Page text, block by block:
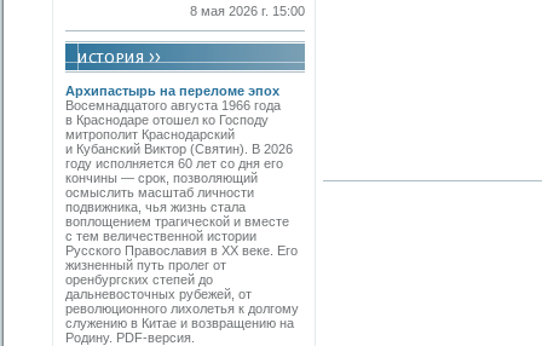
8 мая 2026 г. 15:00
Архипастырь на переломе эпох
Восемнадцатого августа 1966 года
в Краснодаре отошел ко Господу
митрополит Краснодарский
и Кубанский Виктор (Святин). В 2026
году исполняется 60 лет со дня его
кончины — срок, позволяющий
осмыслить масштаб личности
подвижника, чья жизнь стала
воплощением трагической и вместе
с тем величественной истории
Русского Православия в XX веке. Его
жизненный путь пролег от
оренбургских степей до
дальневосточных рубежей, от
революционного лихолетья к долгому
служению в Китае и возвращению на
Родину. PDF-версия.